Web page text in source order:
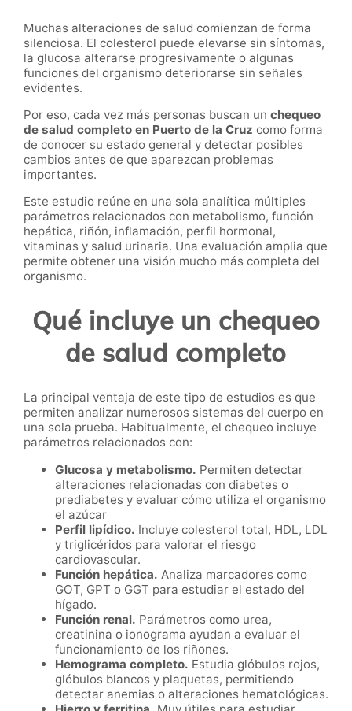
Muchas alteraciones de salud comienzan de forma
silenciosa. El colesterol puede elevarse sin síntomas,
la glucosa alterarse progresivamente o algunas
funciones del organismo deteriorarse sin señales
evidentes.
Por eso, cada vez más personas buscan un chequeo
de salud completo en Puerto de la Cruz como forma
de conocer su estado general y detectar posibles
cambios antes de que aparezcan problemas
importantes.
Este estudio reúne en una sola analítica múltiples
parámetros relacionados con metabolismo, función
hepática, riñón, inflamación, perfil hormonal,
vitaminas y salud urinaria. Una evaluación amplia que
permite obtener una visión mucho más completa del
organismo.
Qué incluye un chequeo
de salud completo
La principal ventaja de este tipo de estudios es que
permiten analizar numerosos sistemas del cuerpo en
una sola prueba. Habitualmente, el chequeo incluye
parámetros relacionados con:
Glucosa y metabolismo. Permiten detectar
alteraciones relacionadas con diabetes o
prediabetes y evaluar cómo utiliza el organismo
el azúcar
Perfil lipídico. Incluye colesterol total, HDL, LDL
y triglicéridos para valorar el riesgo
cardiovascular.
Función hepática. Analiza marcadores como
GOT, GPT o GGT para estudiar el estado del
hígado.
Función renal. Parámetros como urea,
creatinina o ionograma ayudan a evaluar el
funcionamiento de los riñones.
Hemograma completo. Estudia glóbulos rojos,
glóbulos blancos y plaquetas, permitiendo
detectar anemias o alteraciones hematológicas.